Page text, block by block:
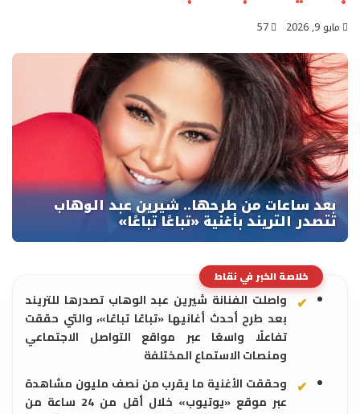
مايو 9, 2026 57
خلاصة الخبر في نقاط
واصلت الفنانة شيرين عبد الوهاب تصدرها للتريند
بعد طرح أحدث أغانيها «تباعًا تباعًا»، والتي حققت
تفاعلًا واسعًا عبر مواقع التواصل الاجتماعي
ومنصات الاستماع المختلفة
وحققت الأغنية ما يقرب من نصف مليون مشاهدة
عبر موقع «يوتيوب» خلال أقل من 24 ساعة من